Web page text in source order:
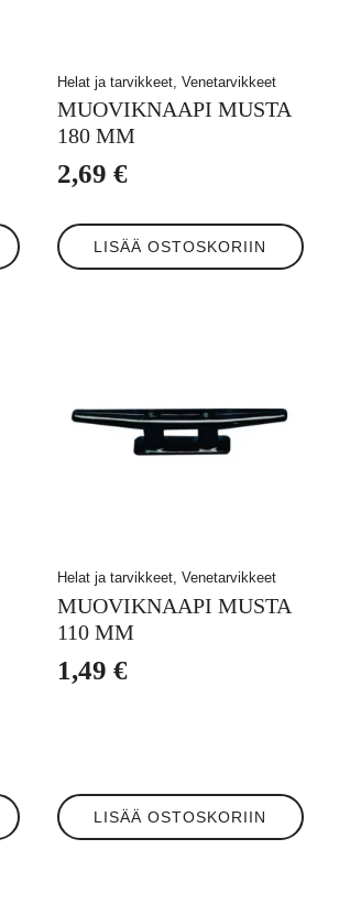
Helat ja tarvikkeet, Venetarvikkeet
MUOVIKNAAPI MUSTA
180 MM
2,69 €
LISÄÄ OSTOSKORIIN
Helat ja tarvikkeet, Venetarvikkeet
MUOVIKNAAPI MUSTA
110 MM
1,49 €
LISÄÄ OSTOSKORIIN